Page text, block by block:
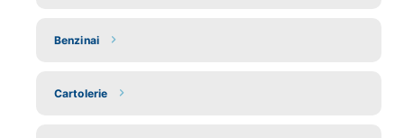
Benzinai
Cartolerie